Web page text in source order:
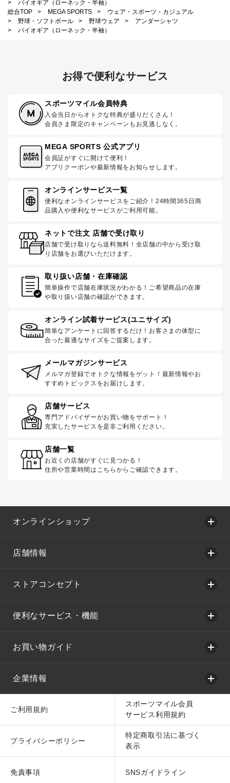
>
バイオギア（ローネック・半袖）
総合TOP
> MEGA SPORTS >
ウェア・スポーツ・カジュアル
>
野球・ソフトボール > 野球ウェア >
アンダーシャツ
>
バイオギア（ローネック・半袖）
お得で便利なサービス
スポーツマイル会員特典
入会当日からオトクな特典が盛りだくさん！
会員さま限定のキャンペーンもお見逃しなく。
MEGA SPORTS 公式アプリ
会員証がすぐに開けて便利！
アプリクーポンや最新情報をお知らせします。
オンラインサービス一覧
便利なオンラインサービスをご紹介！24時間365日商
品購入や便利なサービスがご利用可能。
ネットで注文 店舗で受け取り
店舗で受け取りなら送料無料！全店舗の中から受け取
り店舗をお選びいただけます。
取り扱い店舗・在庫確認
簡単操作で店舗在庫状況がわかる！ご希望商品の在庫
や取り扱い店舗の確認ができます。
オンライン試着サービス(ユニサイズ)
簡単なアンケートに回答するだけ！お客さまの体型に
合った最適なサイズをご提案します。
メールマガジンサービス
メルマガ登録でオトクな情報をゲット！最新情報やお
すすめトピックスをお届けします。
店舗サービス
専門アドバイザーがお買い物をサポート！
充実したサービスを是非ご利用ください。
店舗一覧
お近くの店舗がすぐに見つかる！
住所や営業時間はこちらからご確認できます。
オンラインショップ
店舗情報
ストアコンセプト
便利なサービス・機能
お買い物ガイド
企業情報
ご利用規約
スポーツマイル会員
サービス利用規約
プライバシーポリシー
特定商取引法に基づく
表示
免責事項 SNSガイドライン